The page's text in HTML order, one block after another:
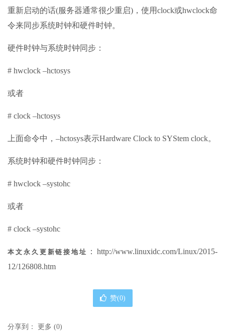
重新启动的话(服务器通常很少重启)，使用clock或hwclock命
令来同步系统时钟和硬件时钟。
硬件时钟与系统时钟同步：
# hwclock –hctosys
或者
# clock –hctosys
上面命令中，–hctosys表示Hardware Clock to SYStem clock。
系统时钟和硬件时钟同步：
# hwclock –systohc
或者
# clock –systohc
本文永久更新链接地址
：http://www.linuxidc.com/Linux/2015-
12/126808.htm
赞(0)
分享到： 更多 (0)